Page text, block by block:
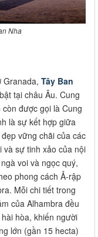
Nha
Granada, Tây Ban
tại châu Âu. Cung
được gọi là Cung
là sự kết hợp giữa
vững chãi của các
sự tinh xảo của nội
voi và ngọc quý,
phong cách Ả-rập
Mỗi chi tiết trong
của Alhambra đều
hòa, khiến người
lớn (gần 15 hecta)